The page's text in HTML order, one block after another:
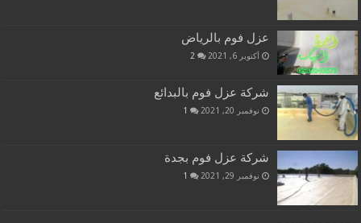
عزل فوم بالرياض
أكتوبر 6, 2021 2
شركة عزل فوم بالبدائع
نوفمبر 20, 2021 1
شركة عزل فوم بجدة
نوفمبر 29, 2021 1